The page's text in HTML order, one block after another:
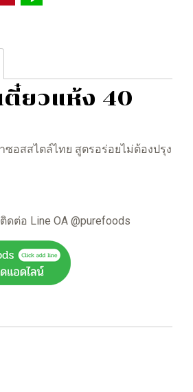
ตี๋ยวแห้ง 40
ซอสสไตล์ไทย สูตรอร่อยไม่ต้องปรุง
ต่อ Line OA @purefoods